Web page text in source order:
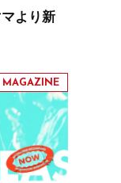
より新